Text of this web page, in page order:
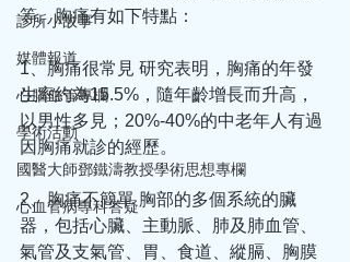
診所小故事
媒體報道
心腦血管專欄
學術活動
國醫大師鄧鐵濤教授學術思想專欄
心血管病專科答疑
等。胸痛有如下特點：
1、胸痛很常見 研究表明，胸痛的年發
生率約為15.5%，隨年齡增長而升高，
以男性多見；20%-40%的中老年人有過
因胸痛就診的經歷。
2、胸痛不簡單 胸部的多個系統的臟
器，包括心臟、主動脈、肺及肺血管、
氣管及支氣管、胃、食道、縱膈、胸膜